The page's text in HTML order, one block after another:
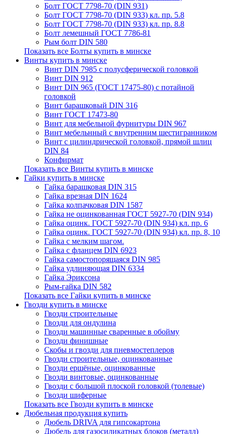
Болт ГОСТ 7798-70 (DIN 931)
Болт ГОСТ 7798-70 (DIN 933) кл. пр. 5.8
Болт ГОСТ 7798-70 (DIN 933) кл. пр. 8.8
Болт лемешный ГОСТ 7786-81
Рым болт DIN 580
Показать все Болты купить в минске
Винты купить в минске
Винт DIN 7985 с полусферической головкой
Винт DIN 912
Винт DIN 965 (ГОСТ 17475-80) с потайной
головкой
Винт барашковый DIN 316
Винт ГОСТ 17473-80
Винт для мебельной фурнитуры DIN 967
Винт мебельнный с внутренним шестигранником
Винт с цилиндрической головкой, прямой шлиц
DIN 84
Конфирмат
Показать все Винты купить в минске
Гайки купить в минске
Гайка барашковая DIN 315
Гайка врезная DIN 1624
Гайка колпачковая DIN 1587
Гайка не оцинкованная ГОСТ 5927-70 (DIN 934)
Гайка оцинк. ГОСТ 5927-70 (DIN 934) кл. пр. 6
Гайка оцинк. ГОСТ 5927-70 (DIN 934) кл. пр. 8, 10
Гайка с мелким шагом.
Гайка с фланцем DIN 6923
Гайка самостопорящаяся DIN 985
Гайка удлиняющая DIN 6334
Гайка Эриксона
Рым-гайка DIN 582
Показать все Гайки купить в минске
Гвозди купить в минске
Гвозди строительные
Гвозди для ондулина
Гвозди машинные сваренные в обойму
Гвозди финишные
Скобы и гвозди для пневмостеплеров
Гвозди строительные, оцинкованные
Гвозди ершёные, оцинкованные
Гвозди винтовые, оцинкованные
Гвозди с большой плоской головкой (толевые)
Гвозди шиферные
Показать все Гвозди купить в минске
Дюбельная продукция купить
Дюбель DRIVA для гипсокартона
Дюбель для газосиликатных блоков (металл)